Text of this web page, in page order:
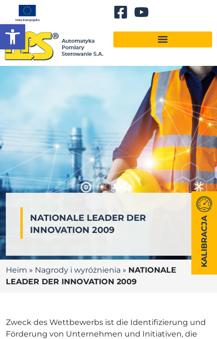
Werkzeugleiste öffnen
NATIONALE LEADER DER
INNOVATION 2009
Heim » Nagrody i wyróżnienia » NATIONALE
LEADER DER INNOVATION 2009
Zweck des Wettbewerbs ist die Identifizierung und
Förderung von Unternehmen und Initiativen, die
KALIBRACJA